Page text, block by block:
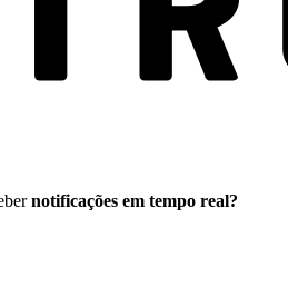
notificações em tempo real?